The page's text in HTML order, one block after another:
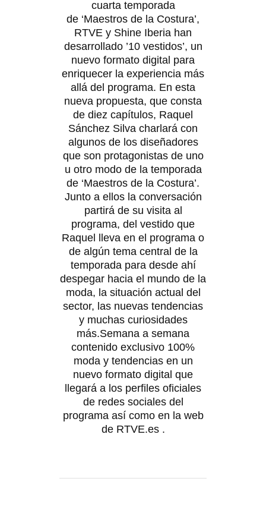
cuarta temporada
de ‘Maestros de la Costura’,
RTVE y Shine Iberia han
desarrollado ’10 vestidos’, un
nuevo formato digital para
enriquecer la experiencia más
allá del programa. En esta
nueva propuesta, que consta
de diez capítulos, Raquel
Sánchez Silva charlará con
algunos de los diseñadores
que son protagonistas de uno
u otro modo de la temporada
de ‘Maestros de la Costura’.
Junto a ellos la conversación
partirá de su visita al
programa, del vestido que
Raquel lleva en el programa o
de algún tema central de la
temporada para desde ahí
despegar hacia el mundo de la
moda, la situación actual del
sector, las nuevas tendencias
y muchas curiosidades
más.Semana a semana
contenido exclusivo 100%
moda y tendencias en un
nuevo formato digital que
llegará a los perfiles oficiales
de redes sociales del
programa así como en la web
de RTVE.es .